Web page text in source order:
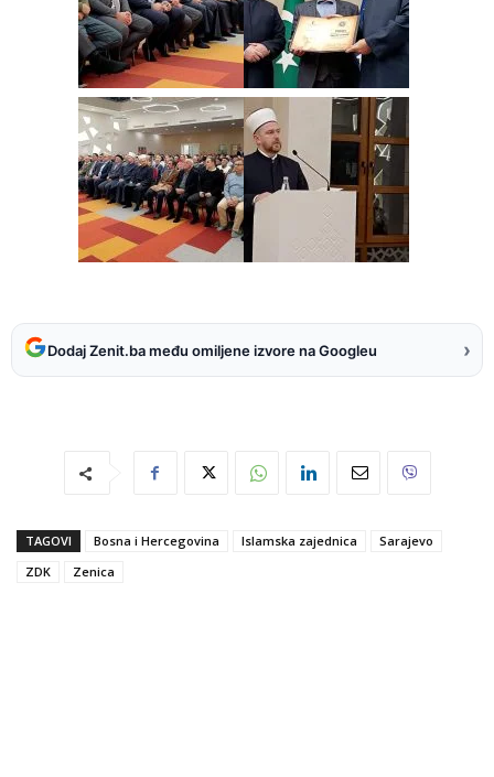
Dodaj Zenit.ba među omiljene izvore na Googleu ›
TAGOVI Bosna i Hercegovina Islamska zajednica
Sarajevo
ZDK
Zenica